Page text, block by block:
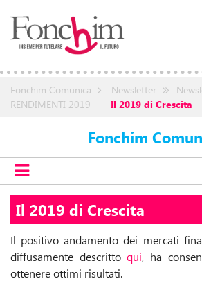
Fonchim Comunica Newsletter
RENDIMENTI 2019
Il 2019 di Crescita
Fonchim
Il 2019 di Crescita
Il positivo andamento dei mercati
diffusamente descritto qui, ha
ottenere ottimi risultati.